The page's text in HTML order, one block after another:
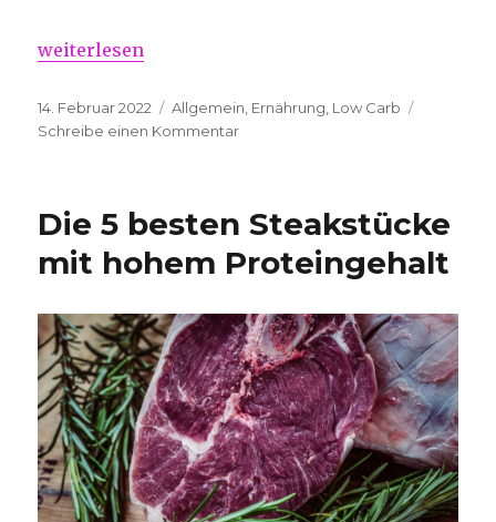
„Einfrieren und Auftauen von Steaks und
weiterlesen
Veröffentlicht
am
14. Februar 2022 Kategorien
Allgemein Ernährung Low Carb
Schreibe einen Kommentarzu
von
und
Fleisch
–
bewährte
Praktiken
Die 5 besten Steakstücke
mit hohem Proteingehalt